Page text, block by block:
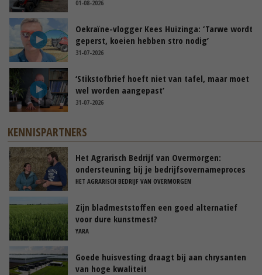
01-08-2026
Oekraïne-vlogger Kees Huizinga: ‘Tarwe wordt
geperst, koeien hebben stro nodig’
31-07-2026
‘Stikstofbrief hoeft niet van tafel, maar moet
wel worden aangepast’
31-07-2026
KENNISPARTNERS
Het Agrarisch Bedrijf van Overmorgen:
ondersteuning bij je bedrijfsovernameproces
HET AGRARISCH BEDRIJF VAN OVERMORGEN
Zijn bladmeststoffen een goed alternatief
voor dure kunstmest?
YARA
Goede huisvesting draagt bij aan chrysanten
van hoge kwaliteit